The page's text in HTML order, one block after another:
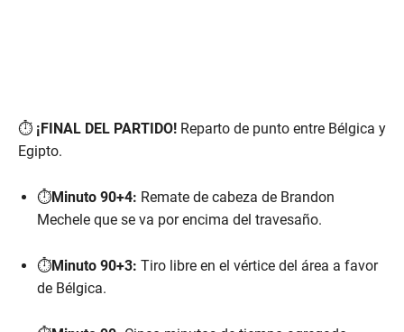
⏱️ ¡FINAL DEL PARTIDO! Reparto de punto entre Bélgica y
Egipto.
⏱️Minuto 90+4: Remate de cabeza de Brandon
Mechele que se va por encima del travesaño.
⏱️Minuto 90+3: Tiro libre en el vértice del área a favor
de Bélgica.